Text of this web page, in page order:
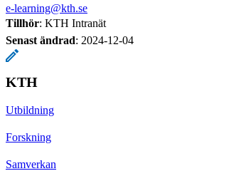
e-learning@kth.se
Tillhör: KTH Intranät
Senast ändrad: 2024-12-04
KTH
Utbildning
Forskning
Samverkan